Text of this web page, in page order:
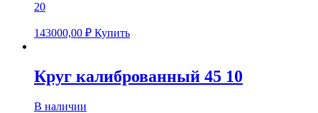
20
143000,00 ₽ Купить
Круг калиброванный 45 10
В наличии